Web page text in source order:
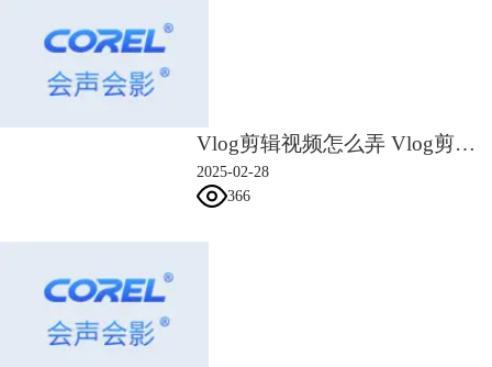
帧设置有了初步的认识，我们完成的设置都是为视频的表达服务的，关键
帧的间隔取决于用户的视频类型，如何进行关键帧间隔设置呢？有两种方
图4所示，点击素材，然后拖动图示的滑块，调整该素材的播放时间，增
Vlog剪辑视频怎么弄 Vlog剪辑视频的软件
2025-02-28
366